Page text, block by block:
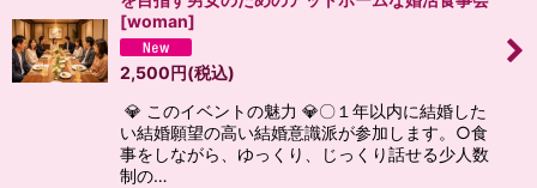
[woman]
2,500円(税込)
💎 このイベントの魅力 💎〇１年以内に結婚した
い結婚願望の高い結婚意識派が参加します。○食
事をしながら、ゆっくり、じっくり話せる少人数
制の…